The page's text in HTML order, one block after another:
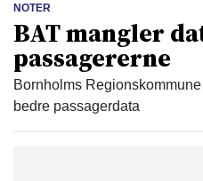
NOTER
BAT mangler
passagererne
Bornholms
bedre passagerdata